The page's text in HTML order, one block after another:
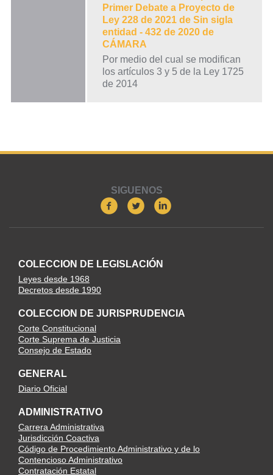
Primer Debate a Proyecto de
Ley 228 de 2021 de Sin sigla
entidad - 432 de 2020 de
CÁMARA
Por medio del cual se modifican
los artículos 3 y 5 de la Ley 1725
de 2014
SIGUENOS
COLECCION DE LEGISLACIÓN
Leyes desde 1968
Decretos desde 1990
COLECCION DE JURISPRUDENCIA
Corte Constitucional
Corte Suprema de Justicia
Consejo de Estado
GENERAL
Diario Oficial
ADMINISTRATIVO
Carrera Administrativa
Jurisdicción Coactiva
Código de Procedimiento Administrativo y de lo
Contencioso Administrativo
Contratación Estatal